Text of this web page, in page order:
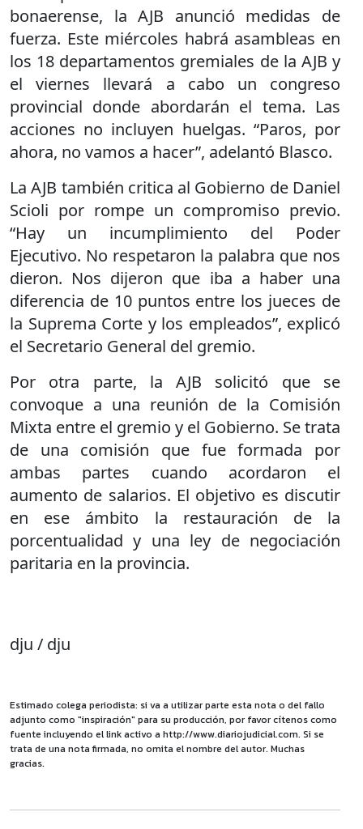
bonaerense, la AJB anunció medidas de
fuerza. Este miércoles habrá asambleas en
los 18 departamentos gremiales de la AJB y
el viernes llevará a cabo un congreso
provincial donde abordarán el tema. Las
acciones no incluyen huelgas. “Paros, por
ahora, no vamos a hacer”, adelantó Blasco.
La AJB también critica al Gobierno de Daniel
Scioli por rompe un compromiso previo.
“Hay un incumplimiento del Poder
Ejecutivo. No respetaron la palabra que nos
dieron. Nos dijeron que iba a haber una
diferencia de 10 puntos entre los jueces de
la Suprema Corte y los empleados”, explicó
el Secretario General del gremio.
Por otra parte, la AJB solicitó que se
convoque a una reunión de la Comisión
Mixta entre el gremio y el Gobierno. Se trata
de una comisión que fue formada por
ambas partes cuando acordaron el
aumento de salarios. El objetivo es discutir
en ese ámbito la restauración de la
porcentualidad y una ley de negociación
paritaria en la provincia.
dju / dju
Estimado colega periodista: si va a utilizar parte esta nota o del fallo
adjunto como "inspiración" para su producción, por favor cítenos como
fuente incluyendo el link activo a http://www.diariojudicial.com. Si se
trata de una nota firmada, no omita el nombre del autor. Muchas
gracias.